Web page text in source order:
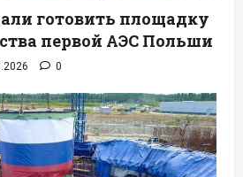
готовить площадку
первой АЭС Польши
0